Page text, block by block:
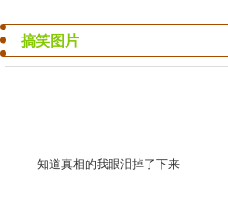
搞笑图片
知道真相的我眼泪掉了下来